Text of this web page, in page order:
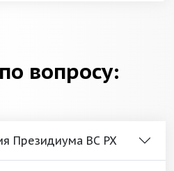
вопросу:
Президиума ВС РХ